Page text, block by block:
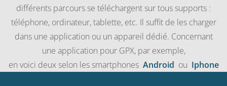
différents parcours se téléchargent sur tous supports :
téléphone, ordinateur, tablette, etc. Il suffit de les charger
dans une application ou un appareil dédié. Concernant
une application pour GPX, par exemple,
en voici deux selon les smartphones Android ou Iphone